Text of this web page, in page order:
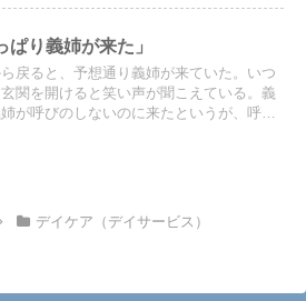
ぱり義姉が来た」
戻ると、予想通り義姉が来ていた。いつ
関を開けると笑い声が聞こえている。義
が呼びのしないのに来たというが、呼び
デイケア（デイサービス）